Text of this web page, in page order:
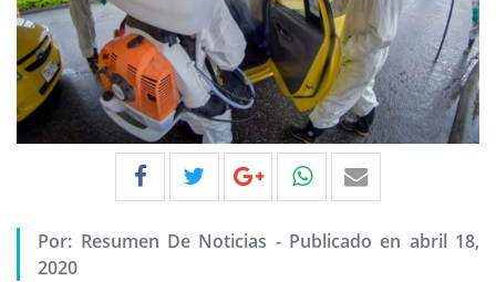
Por: Resumen De Noticias - Publicado en abril 18,
2020